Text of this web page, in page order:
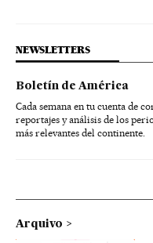
NEWSLETTERS
Boletín de América
Cada semana en tu cuenta de
reportajes y análisis de los
más relevantes del continente.
Arquivo